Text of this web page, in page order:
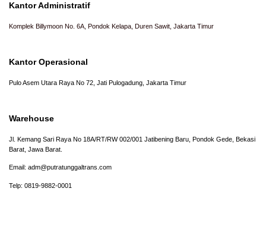
Kantor Administratif
Komplek Billymoon No. 6A, Pondok Kelapa, Duren Sawit, Jakarta Timur
Kantor Operasional
Pulo Asem Utara Raya No 72, Jati Pulogadung, Jakarta Timur
Warehouse
Jl. Kemang Sari Raya No 18A/RT/RW 002/001 Jatibening Baru, Pondok Gede, Bekasi
Barat, Jawa Barat.
Email: adm@putratunggaltrans.com
Telp: 0819-9882-0001